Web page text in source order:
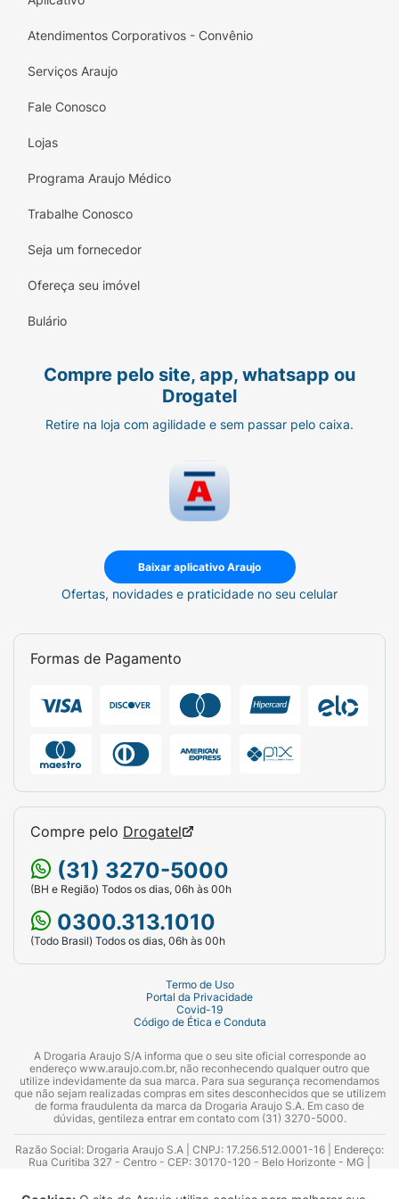
que eles merecem com o Condicionador
Reaparador Mantecorp Pielus Pro Hyalu. Sinta
deslumbrantes, saudáveis e cheios de vida! A
tratado e revitalizado!
Atendimentos Corporativos - Convênio
Serviços Araujo
Fale Conosco
Lojas
Programa Araujo Médico
Trabalhe Conosco
Seja um fornecedor
Ofereça seu imóvel
Bulário
Compre pelo site, app, whatsapp ou
Drogatel
Retire na loja com agilidade e sem passar pelo caixa.
Baixar aplicativo Araujo
Ofertas, novidades e praticidade no seu celular
Formas de Pagamento
Compre pelo Drogatel
(31) 3270-5000
(BH e Região) Todos os dias, 06h às 00h
0300.313.1010
(Todo Brasil) Todos os dias, 06h às 00h
Termo de Uso
Portal da Privacidade
Covid-19
Código de Ética e Conduta
A Drogaria Araujo S/A informa que o seu site oficial corresponde ao
endereço www.araujo.com.br, não reconhecendo qualquer outro que
utilize indevidamente da sua marca. Para sua segurança recomendamos
que não sejam realizadas compras em sites desconhecidos que se utilizem
de forma fraudulenta da marca da Drogaria Araujo S.A. Em caso de
dúvidas, gentileza entrar em contato com (31) 3270-5000.
Razão Social: Drogaria Araujo S.A | CNPJ: 17.256.512.0001-16 | Endereço:
Rua Curitiba 327 - Centro - CEP: 30170-120 - Belo Horizonte - MG |